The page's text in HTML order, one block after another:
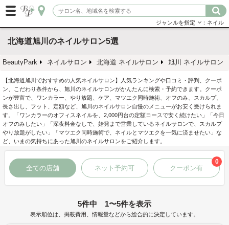
ジャンルを指定 ：ネイル
北海道旭川のネイルサロン5選
BeautyPark ネイルサロン 北海道 ネイルサロン 旭川 ネイルサロン
【北海道旭川でおすすめの人気ネイルサロン】人気ランキングや口コミ・評判、クーポ
ン、こだわり条件から、旭川のネイルサロンがかんたんに検索・予約できます。クーポ
ンが豊富で、ワンカラー、やり放題、ケア、マツエク同時施術、オフのみ、スカルプ、
長さ出し、フット、定額など、旭川のネイルサロン自慢のメニューがお安く受けられま
す。「ワンカラーのオフィスネイルを、2,000円台の定額コースで安く続けたい」「今日
オフのみしたい」「深夜料金なしで、始発まで営業しているネイルサロンで、スカルプ
やり放題がしたい」「マツエク同時施術で、ネイルとマツエクを一気に済ませたい」な
ど、いまの気持ちにあった旭川のネイルサロンをご紹介します。
全ての店舗 ネット予約可 クーポン有
0
5件中 1〜5件を表示
表示順位は、掲載費用、情報量などから総合的に決定しています。